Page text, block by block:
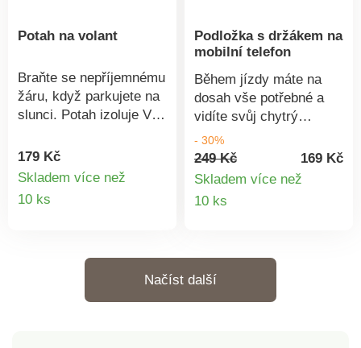
Potah na volant
Braňte se nepříjemnému
žáru, když parkujete na
slunci. Potah izoluje Váš
ihned nastarovat Vaše
auto bez obav, že si
179 Kč
Skladem více než
10 ks
Podložka s držákem na
mobilní telefon
Během jízdy máte na
dosah vše potřebné a
vidíte svůj chytrý
telefon, mince, pera,
brýle a další věci.
Praktická, protiskluzová
desku s držákem na
Jednoduše drží sama,
bez lepidla.
Protiskluzová podložka.
- 30%
249 Kč
169 Kč
Skladem více než
10 ks
Načíst další